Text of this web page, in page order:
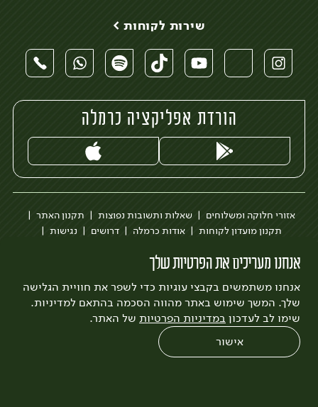
אנחנו מעריכים את הפרטיות שלך
אנחנו משתמשים בקבצי עוגיות כדי לשפר את חוויית הגלישה
שלך. המשך שימוש באתר מהווה הסכמה בהתאם למדיניות.
שימו לב לעדכון במדיניות הפרטיות של האתר.
אישור
שירות לקוחות >
הורדת אפליקציה כרמלה
אזורי חלוקה ומשלוחים שאלות ותשובות נפוצות
תקנון האתר
תקנון מועדון לקוחות
אודות כרמלה דרושים
נגישות
לצפייה בעדכון מדיניות פרטיות
עיצוב:3bears פיתוח:Quatro